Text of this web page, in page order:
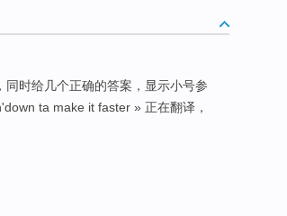
同时给几个正确的答案，显示小号参
ta make it faster » 正在翻译，